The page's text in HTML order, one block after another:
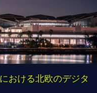
おける北欧のデジタ